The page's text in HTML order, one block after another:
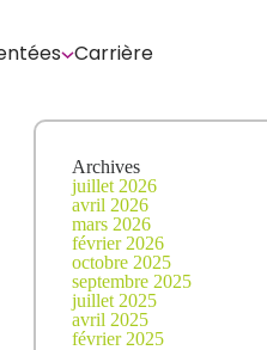
Carrière
Archives
juillet 2026
avril 2026
mars 2026
février 2026
octobre 2025
septembre 2025
juillet 2025
avril 2025
février 2025